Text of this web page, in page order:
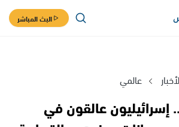
البث المباشر
عالمي
عالقون في